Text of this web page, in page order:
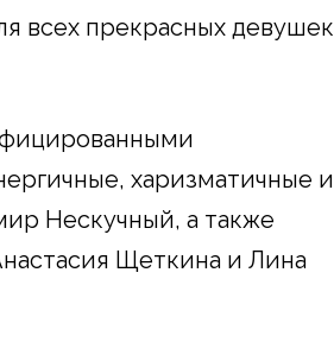
всех прекрасных девушек
харизматичные и
Нескучный, а также
Щеткина и Лина